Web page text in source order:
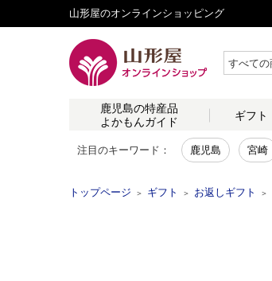
山形屋のオンラインショッピング
鹿児島の特産品
よかもんガイド
ギフト
注目のキーワード： 鹿児島 宮崎
トップページ ＞ ギフト ＞ お返しギフト ＞